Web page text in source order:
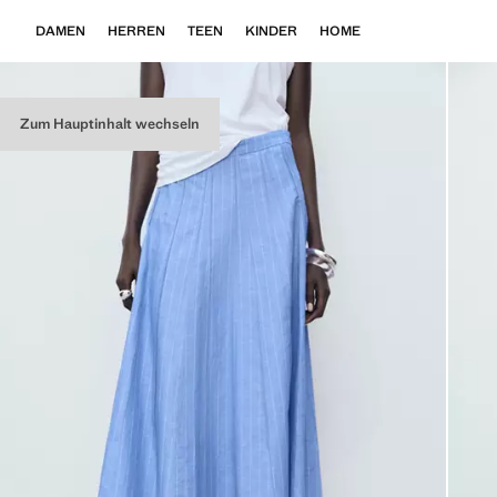
Zum Hauptinhalt wechseln
DAMEN HERREN TEEN KINDER HOME